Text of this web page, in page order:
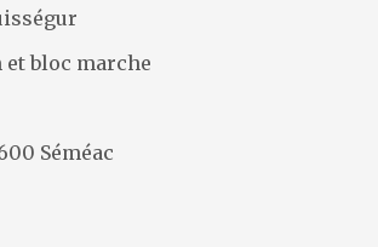
et bloc marche
Séméac